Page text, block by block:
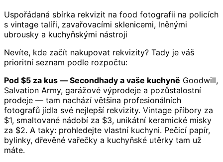
Uspořádaná sbírka rekvizit na food fotografii na policích
s vintage talíři, zavařovacími sklenicemi, lněnými
ubrousky a kuchyňskými nástroji
Nevíte, kde začít nakupovat rekvizity? Tady je váš
prioritní seznam podle rozpočtu:
Pod $5 za kus — Secondhady a vaše kuchyně Goodwill,
Salvation Army, garážové výprodeje a pozůstalostní
prodeje — tam nachází většina profesionálních
fotografů jídla své nejlepší rekvizity. Vintage příbory za
$1, smaltované nádobí za $3, unikátní keramické misky
za $2. A taky: prohledejte vlastní kuchyni. Pečicí papír,
bylinky, dřevěné vařečky a kuchyňské utěrky tam už
máte.